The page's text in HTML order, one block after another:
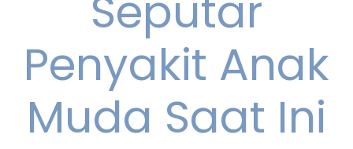
Penyakit Anak
Muda Saat Ini